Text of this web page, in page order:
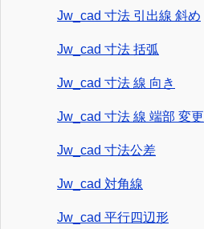
Jw_cad 寸法 引出線 斜め
Jw_cad 寸法 括弧
Jw_cad 寸法 線 向き
Jw_cad 寸法 線 端部 変更
Jw_cad 寸法公差
Jw_cad 対角線
Jw_cad 平行四辺形